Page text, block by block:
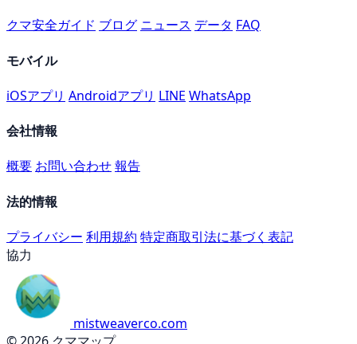
クマ安全ガイド ブログ ニュース データ FAQ
モバイル
iOSアプリ Androidアプリ LINE WhatsApp
会社情報
概要 お問い合わせ報告
法的情報
プライバシー 利用規約 特定商取引法に基づく表記
協力
mistweaverco.com